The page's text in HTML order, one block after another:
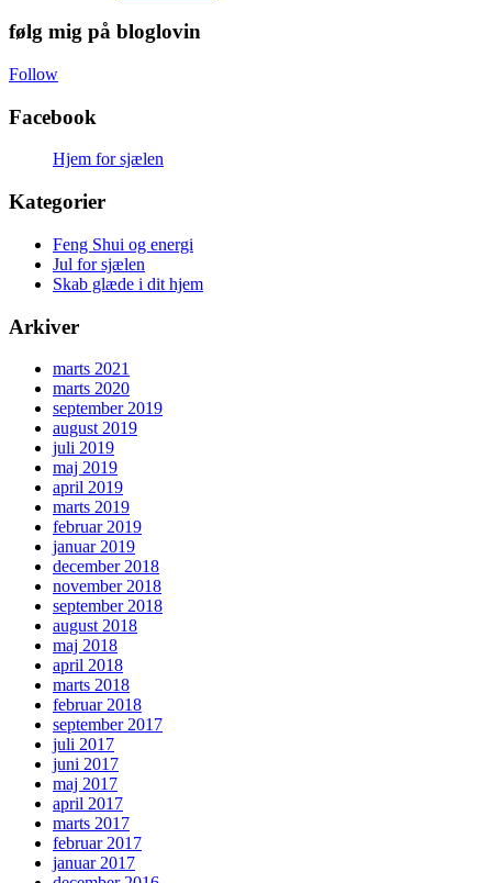
følg mig på bloglovin
Follow
Facebook
Hjem for sjælen
Kategorier
Feng Shui og energi
Jul for sjælen
Skab glæde i dit hjem
Arkiver
marts 2021
marts 2020
september 2019
august 2019
juli 2019
maj 2019
april 2019
marts 2019
februar 2019
januar 2019
december 2018
november 2018
september 2018
august 2018
maj 2018
april 2018
marts 2018
februar 2018
september 2017
juli 2017
juni 2017
maj 2017
april 2017
marts 2017
februar 2017
januar 2017